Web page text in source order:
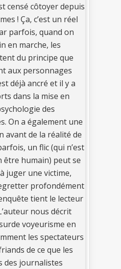
censé côtoyer depuis
! Ça, c’est un réel
parfois, quand on
en marche, les
du principe que
aux personnages
déjà ancré et il y a
dans la mise en
des
On a également une
avant de la réalité de
un flic (qui n’est
être humain) peut se
juger une victime,
profondément
tient le lecteur
nous décrit
voyeurisme en
les spectateurs
de ce que les
des journalistes